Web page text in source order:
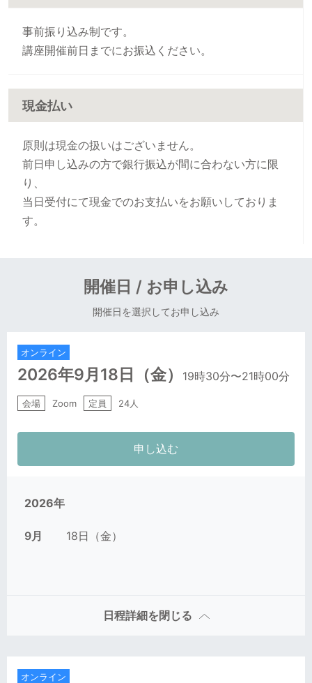
事前振り込み制です。
講座開催前日までにお振込ください。
現金払い
原則は現金の扱いはございません。
前日申し込みの方で銀行振込が間に合わない方に限
り、
当日受付にて現金でのお支払いをお願いしておりま
す。
開催日 / お申し込み
開催日を選択してお申し込み
オンライン
2026年9月18日 （金） 19時30分〜21時00分
会場 Zoom 定員 24人
2026年
9月 18日（金）
日程詳細を閉じる
オンライン